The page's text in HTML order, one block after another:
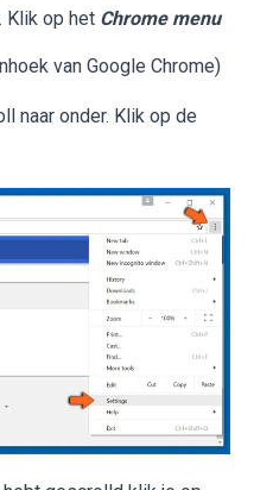
Klik op het Chrome menu
van Google Chrome)
naar onder. Klik op de